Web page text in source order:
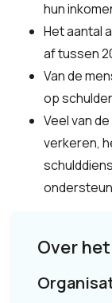
hun
Het aantal
af tussen
Van de
op
Veel van
verkeren,
Over